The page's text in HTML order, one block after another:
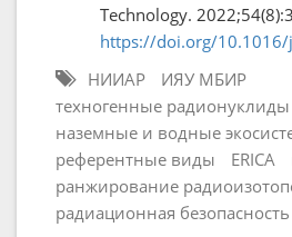
Technology.
https://doi.org/
НИИАР
ИЯУ МБИР
техногенные радионуклиды
наземные и водные
референтные виды
ERICA
ранжирование
радиационная безопасность